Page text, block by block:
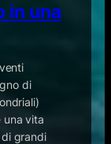
in una
di
una vita
grandi